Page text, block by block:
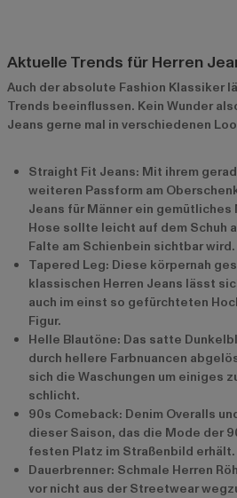
Aktuelle Trends für Herren
Auch der absolute Fashion Klassiker
Trends beeinflussen. Kein Wunder
Jeans gerne mal in verschiedenen
Straight Fit Jeans: Mit ihrem
weiteren Passform am
Jeans für Männer ein
Hose sollte leicht auf dem Schuh
Falte am Schienbein sichtbar wird.
Tapered Leg: Diese körpernah
klassischen Herren Jeans lässt
auch im einst so gefürchteten
Figur.
Helle Blautöne: Das satte
durch hellere Farbnuancen
sich die Waschungen um einiges
schlicht.
90s Comeback: Denim Overalls
dieser Saison, das die Mode der
festen Platz im Straßenbild erhält.
Dauerbrenner: Schmale Herren
vor nicht aus der Streetwear